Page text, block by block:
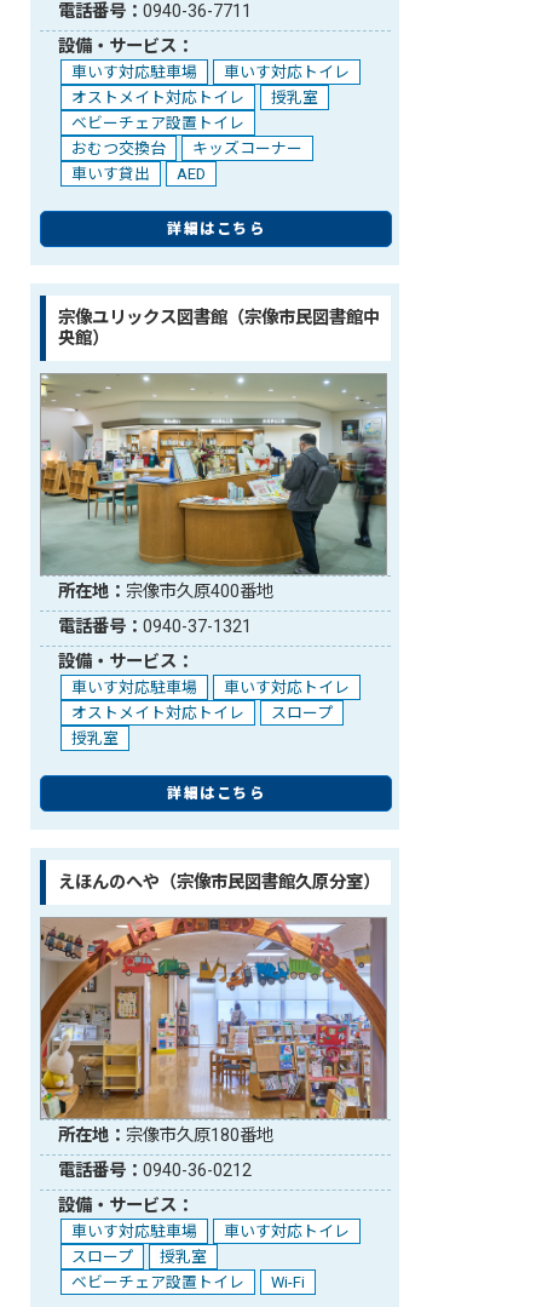
電話番号：0940-36-7711
設備・サービス：
車いす対応駐車場
車いす対応トイレ
オストメイト対応トイレ
授乳室
ベビーチェア設置トイレ
おむつ交換台
キッズコーナー
車いす貸出
AED
詳細はこちら
宗像ユリックス図書館（宗像市民図書館中
央館）
所在地：宗像市久原400番地
電話番号：0940-37-1321
設備・サービス：
車いす対応駐車場
車いす対応トイレ
オストメイト対応トイレ
スロープ
授乳室
詳細はこちら
えほんのへや（宗像市民図書館久原分室）
所在地：宗像市久原180番地
電話番号：0940-36-0212
設備・サービス：
車いす対応駐車場
車いす対応トイレ
スロープ
授乳室
ベビーチェア設置トイレ
Wi-Fi